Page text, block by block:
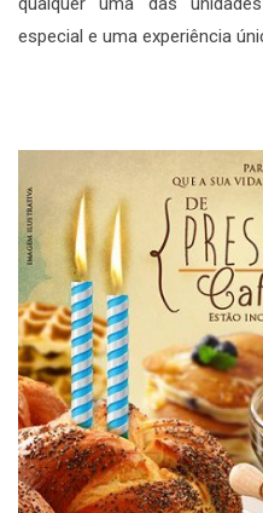
especial e uma experiência